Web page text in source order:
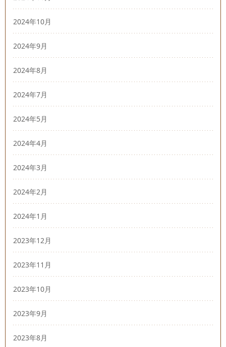
2024年10月
2024年9月
2024年8月
2024年7月
2024年5月
2024年4月
2024年3月
2024年2月
2024年1月
2023年12月
2023年11月
2023年10月
2023年9月
2023年8月